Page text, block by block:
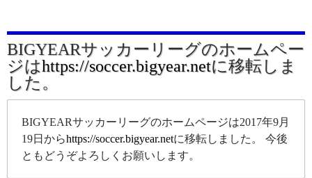
BIGYEARサッカーリーグのホームペー
ジはhttps://soccer.bigyear.netに移転しま
した。
BIGYEARサッカーリーグのホームページは2017年9月
19日からhttps://soccer.bigyear.netに移転しました。 今後
ともどうぞよろしくお願いします。